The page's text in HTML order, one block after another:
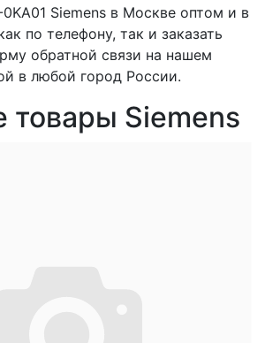
Siemens в Москве оптом и в
по телефону, так и заказать
обратной связи на нашем
в любой город России.
товары Siemens